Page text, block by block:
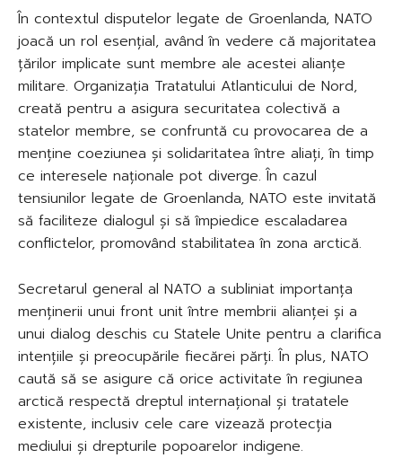
În contextul disputelor legate de Groenlanda, NATO
joacă un rol esențial, având în vedere că majoritatea
țărilor implicate sunt membre ale acestei alianțe
militare. Organizația Tratatului Atlanticului de Nord,
creată pentru a asigura securitatea colectivă a
statelor membre, se confruntă cu provocarea de a
menține coeziunea și solidaritatea între aliați, în timp
ce interesele naționale pot diverge. În cazul
tensiunilor legate de Groenlanda, NATO este invitată
să faciliteze dialogul și să împiedice escaladarea
conflictelor, promovând stabilitatea în zona arctică.
Secretarul general al NATO a subliniat importanța
menținerii unui front unit între membrii alianței și a
unui dialog deschis cu Statele Unite pentru a clarifica
intențiile și preocupările fiecărei părți. În plus, NATO
caută să se asigure că orice activitate în regiunea
arctică respectă dreptul internațional și tratatele
existente, inclusiv cele care vizează protecția
mediului și drepturile popoarelor indigene.